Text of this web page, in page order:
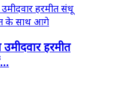
हरमीत